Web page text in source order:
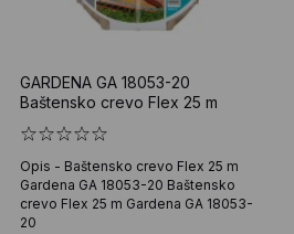
GARDENA GA 18053-20
Baštensko crevo Flex 25 m
Opis - Baštensko crevo Flex 25 m
Gardena GA 18053-20 Baštensko
crevo Flex 25 m Gardena GA 18053-
20